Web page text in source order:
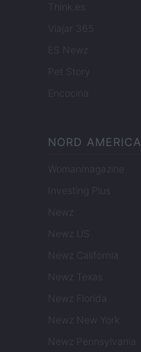
Think.es
Viajar 365
ES Newz
Pet Story
Encocina
NORD AMERICA
Womanmagazine
Investing Plus
Newz
Newz US
Newz California
Newz Texas
Newz Florida
Newz New York
Newz Pennsylvania